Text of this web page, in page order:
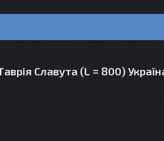
Славута (L = 800)